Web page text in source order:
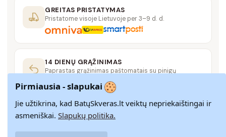
GREITAS PRISTATYMAS
Pristatome visoje Lietuvoje per 3–9 d. d.
14 DIENŲ GRĄŽINIMAS
Paprastas grąžinimas paštomatais su pinigų
SAUGUS MOKĖJIMAS
SSL šifravimas užtikrina aukščiausią jūsų duomenų
saugumo lygį
Pirmiausia - slapukai
Jie užtikrina, kad BatųSkveras.lt veiktų nepriekaištingai ir
asmeniškai. Slapukų politika.